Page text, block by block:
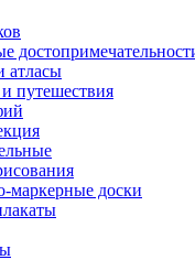
атласы
путешествия
маркерные доски